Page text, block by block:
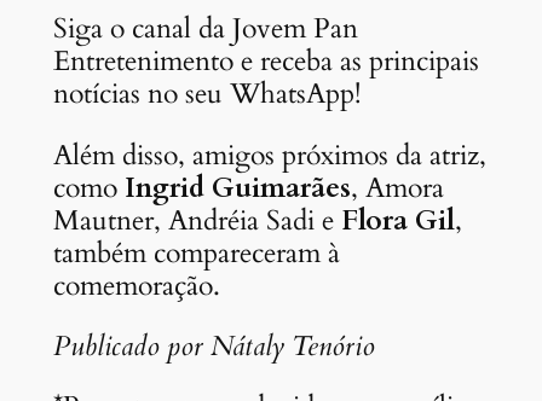
Siga o canal da Jovem Pan
Entretenimento e receba as principais
notícias no seu WhatsApp!
Além disso, amigos próximos da atriz,
como Ingrid Guimarães, Amora
Mautner, Andréia Sadi e Flora Gil,
também compareceram à
comemoração.
Publicado por Nátaly Tenório